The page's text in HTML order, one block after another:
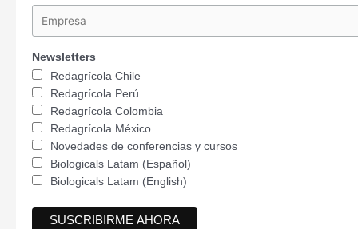
Newsletters
Redagrícola Chile
Redagrícola Perú
Redagrícola Colombia
Redagrícola México
Novedades de conferencias y cursos
Biologicals Latam (Español)
Biologicals Latam (English)